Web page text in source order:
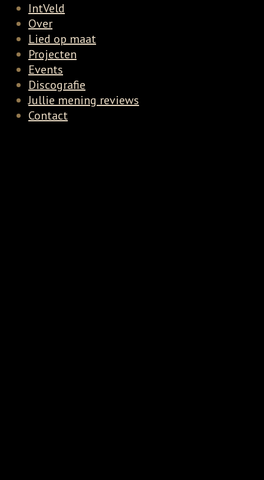
IntVeld
Over
Lied op maat
Projecten
Events
Discografie
Jullie mening reviews
Contact